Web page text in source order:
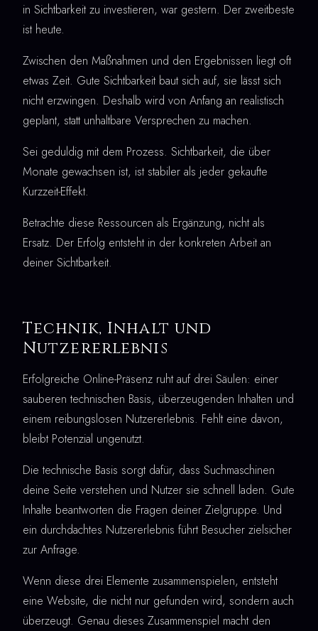
in Sichtbarkeit zu investieren, war gestern. Der zweitbeste
ist heute.
Zwischen den Maßnahmen und den Ergebnissen liegt oft
etwas Zeit. Gute Sichtbarkeit baut sich auf, sie lässt sich
nicht erzwingen. Deshalb wird von Anfang an realistisch
geplant, statt unhaltbare Versprechen zu machen.
Sei geduldig mit dem Prozess. Sichtbarkeit, die über
Monate gewachsen ist, ist stabiler als jeder gekaufte
Kurzzeit-Effekt.
Betrachte diese Ressourcen als Ergänzung, nicht als
Ersatz. Der Erfolg entsteht in der konkreten Arbeit an
deiner Sichtbarkeit.
Technik, Inhalt und
Nutzererlebnis
Erfolgreiche Online-Präsenz ruht auf drei Säulen: einer
sauberen technischen Basis, überzeugenden Inhalten und
einem reibungslosen Nutzererlebnis. Fehlt eine davon,
bleibt Potenzial ungenutzt.
Die technische Basis sorgt dafür, dass Suchmaschinen
deine Seite verstehen und Nutzer sie schnell laden. Gute
Inhalte beantworten die Fragen deiner Zielgruppe. Und
ein durchdachtes Nutzererlebnis führt Besucher zielsicher
zur Anfrage.
Wenn diese drei Elemente zusammenspielen, entsteht
eine Website, die nicht nur gefunden wird, sondern auch
überzeugt. Genau dieses Zusammenspiel macht den